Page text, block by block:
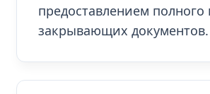
предоставлением полного
закрывающих документов.